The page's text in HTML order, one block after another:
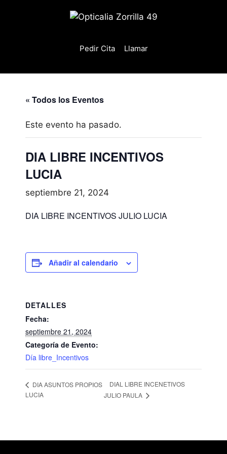
Pedir Cita Llamar
« Todos los Eventos
Este evento ha pasado.
DIA LIBRE INCENTIVOS
LUCIA
septiembre 21, 2024
DIA LIBRE INCENTIVOS JULIO LUCIA
Añadir al calendario
DETALLES
Fecha:
septiembre 21, 2024
Categoría de Evento:
Día libre_Incentivos
DIA ASUNTOS PROPIOS
LUCIA
DIAL LIBRE INCENETIVOS
JULIO PAULA